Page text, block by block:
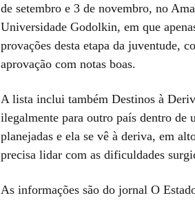
de setembro e 3 de novembro, no
Universidade Godolkin, em que
provações desta etapa da juventude,
aprovação com notas boas.
A lista inclui também Destinos à
ilegalmente para outro país dentro de
planejadas e ela se vê à deriva, em
precisa lidar com as dificuldades
As informações são do jornal O